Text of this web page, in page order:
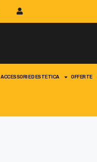
ACCESSORI ED ESTETICA OFFERTE